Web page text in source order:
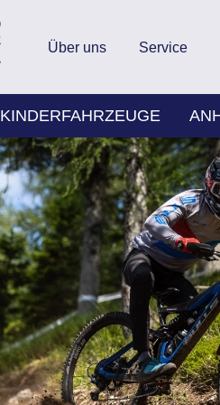
Über uns Service
KINDERFAHRZEUGE